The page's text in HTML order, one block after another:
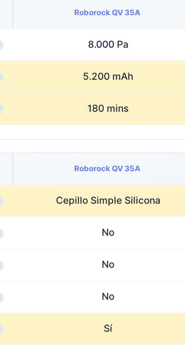
Roborock QV 35A
8.000 Pa
5.200 mAh
180 mins
Roborock QV 35A
Cepillo Simple Silicona
No
No
No
Sí